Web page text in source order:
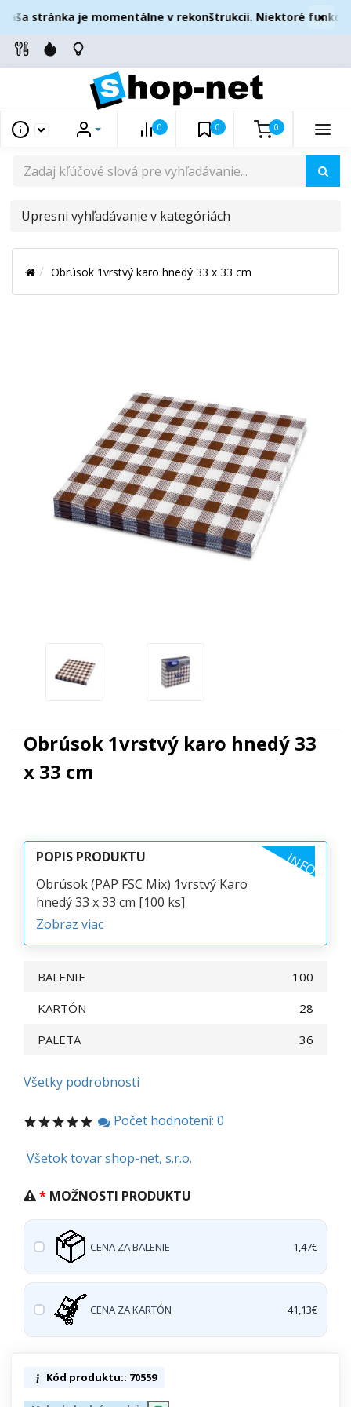
stránka je momentálne v rekonštrukcii. Niektoré funkcie
×
0 0 0
UPRESNI
V
KATEGÓRIÁCH
Obrúsok 1vrstvý karo hnedý 33 x 33 cm
Obrúsok 1vrstvý karo hnedý 33
x 33 cm
POPIS PRODUKTU INFO
Obrúsok (PAP FSC Mix) 1vrstvý Karo
hnedý 33 x 33 cm [100 ks]
Zobraz viac
BALENIE
100
KARTÓN
28
PALETA
36
Všetky podrobnosti
Počet hodnotení: 0
Všetok tovar shop-net, s.r.o.
MOŽNOSTI PRODUKTU
CENA ZA BALENIE 1,47€
CENA ZA KARTÓN 41,13€
Kód produktu:: 70559